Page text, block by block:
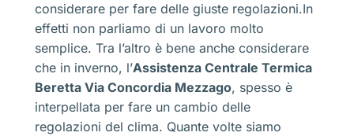
considerare per fare delle giuste regolazioni.In
effetti non parliamo di un lavoro molto
semplice. Tra l’altro è bene anche considerare
che in inverno, l’Assistenza Centrale Termica
Beretta Via Concordia Mezzago, spesso è
interpellata per fare un cambio delle
regolazioni del clima. Quante volte siamo